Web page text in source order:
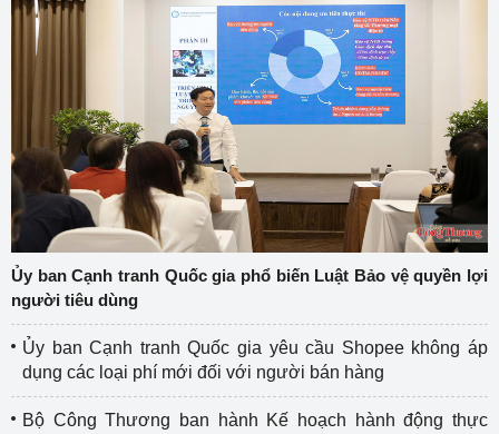
Ủy ban Cạnh tranh Quốc gia phổ biến Luật Bảo vệ quyền lợi
người tiêu dùng
Ủy ban Cạnh tranh Quốc gia yêu cầu Shopee không áp
dụng các loại phí mới đối với người bán hàng
Bộ Công Thương ban hành Kế hoạch hành động thực